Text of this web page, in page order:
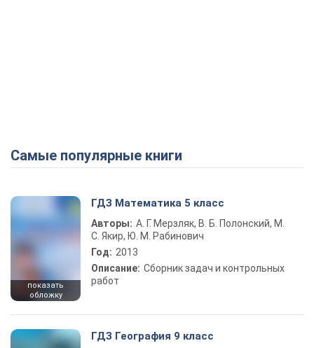
Самые популярные книги
показать
обложку
ГДЗ Математика 5 класс
Авторы: А. Г. Мерзляк, В. Б. Полонский, М.
С. Якир, Ю. М. Рабинович
Год: 2013
Описание: Сборник задач и контрольных
работ
ГДЗ География 9 класс